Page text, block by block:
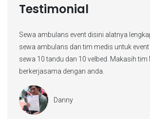
Testimonial
selain
juga
Recomended banget ambulansnya,
supirnya juga ramah dan bawanya tidak
juga sih mas supirnya hee hee